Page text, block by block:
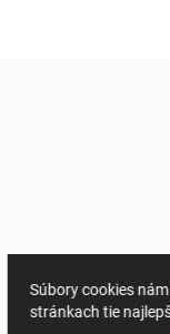
Súbory cookies
stránkach tie